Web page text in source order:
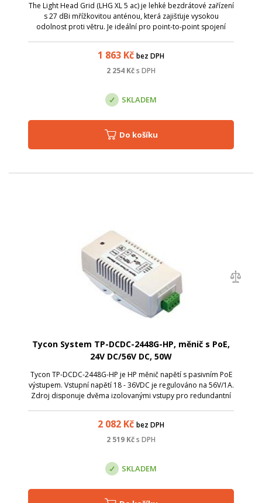
The Light Head Grid (LHG XL 5 ac) je lehké bezdrátové zařízení
s 27 dBi mřížkovitou anténou, která zajišťuje vysokou
odolnost proti větru. Je ideální pro point-to-point spojení
1 863 Kč bez DPH
2 254 Kčs DPH
SKLADEM
Do košíku
Tycon System TP-DCDC-2448G-HP, měnič s PoE,
24V DC/56V DC, 50W
Tycon TP-DCDC-2448G-HP je HP měnič napětí s pasivním PoE
výstupem. Vstupní napětí 18 - 36VDC je regulováno na 56V/1A.
Zdroj disponuje dvěma izolovanými vstupy pro redundantní
2 082 Kč bez DPH
2 519 Kčs DPH
SKLADEM